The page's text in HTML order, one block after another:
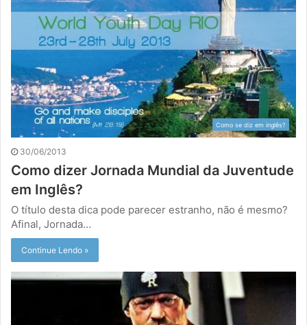
Como se diz em inglês?
30/06/2013
Como dizer Jornada Mundial da Juventude
em Inglês?
O título desta dica pode parecer estranho, não é mesmo?
Afinal, Jornada…
Continue Lendo »